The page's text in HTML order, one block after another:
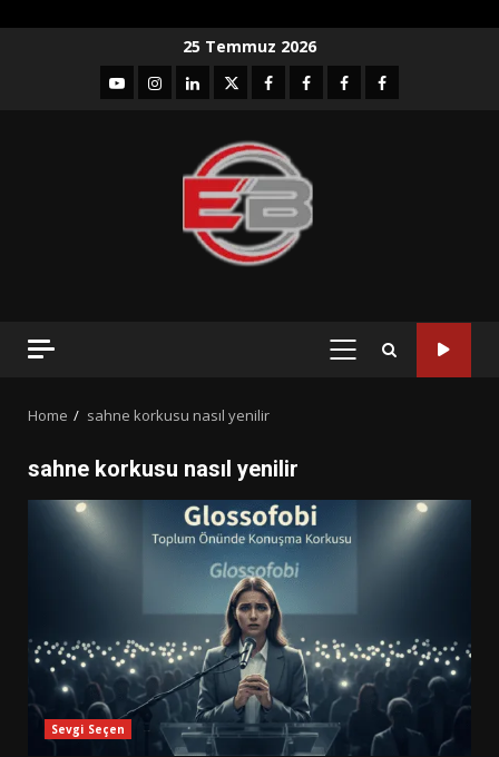
25 Temmuz 2026
YouTubeInstagram
LinkedIntwitterfacebook-Facebook-
Facebook-Facebook-
PRIMARY
Home sahne korkusu nasıl yenilir
sahne korkusu nasıl yenilir
Sevgi Seçen